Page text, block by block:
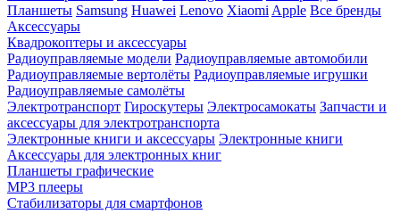
Планшеты Samsung Huawei Lenovo Xiaomi Apple Все бренды
Аксессуары
Квадрокоптеры и аксессуары
Радиоуправляемые модели Радиоуправляемые автомобили
Радиоуправляемые вертолёты Радиоуправляемые игрушки
Радиоуправляемые самолёты
Электротранспорт Гироскутеры Электросамокаты Запчасти и
аксессуары для электротранспорта
Электронные книги и аксессуары Электронные книги
Аксессуары для электронных книг
Планшеты графические
MP3 плееры
Стабилизаторы для смартфонов